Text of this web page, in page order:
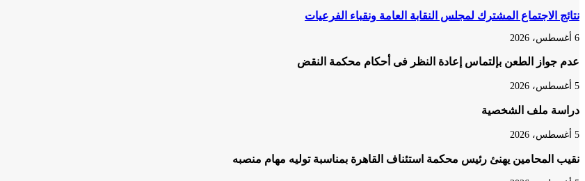
نتائج الاجتماع المشترك لمجلس النقابة العامة ونقباء الفرعيات
6 أغسطس، 2026
عدم جواز الطعن بإلتماس إعادة النظر فى أحكام محكمة النقض
5 أغسطس، 2026
دراسة ملف الشخصية
5 أغسطس، 2026
نقيب المحامين يهنئ رئيس محكمة استئناف القاهرة بمناسبة توليه مهام منصبه